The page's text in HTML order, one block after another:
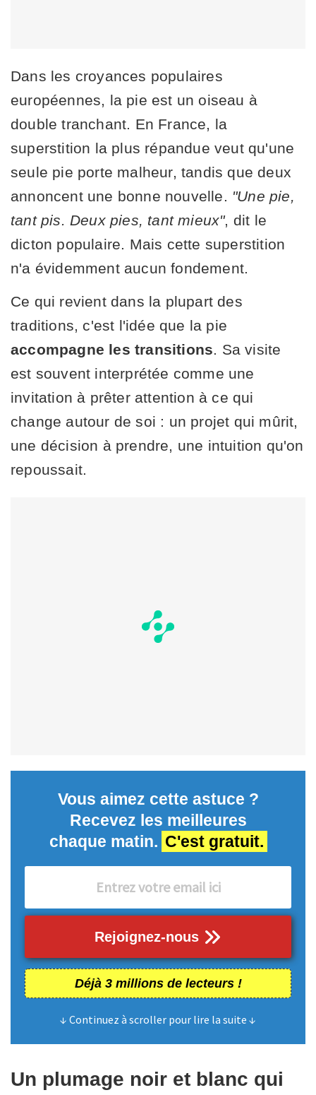
Dans les croyances populaires
européennes, la pie est un oiseau à
double tranchant. En France, la
superstition la plus répandue veut qu'une
seule pie porte malheur, tandis que deux
annoncent une bonne nouvelle. "Une pie,
tant pis. Deux pies, tant mieux", dit le
dicton populaire. Mais cette superstition
n'a évidemment aucun fondement.
Ce qui revient dans la plupart des
traditions, c'est l'idée que la pie
accompagne les transitions. Sa visite
est souvent interprétée comme une
invitation à prêter attention à ce qui
change autour de soi : un projet qui mûrit,
une décision à prendre, une intuition qu'on
repoussait.
Vous aimez cette astuce ?
Recevez les meilleures
chaque matin. C'est gratuit.
Rejoignez-nous
Déjà 3 millions de lecteurs !
↓ Continuez à scroller pour lire la suite ↓
Un plumage noir et blanc qui